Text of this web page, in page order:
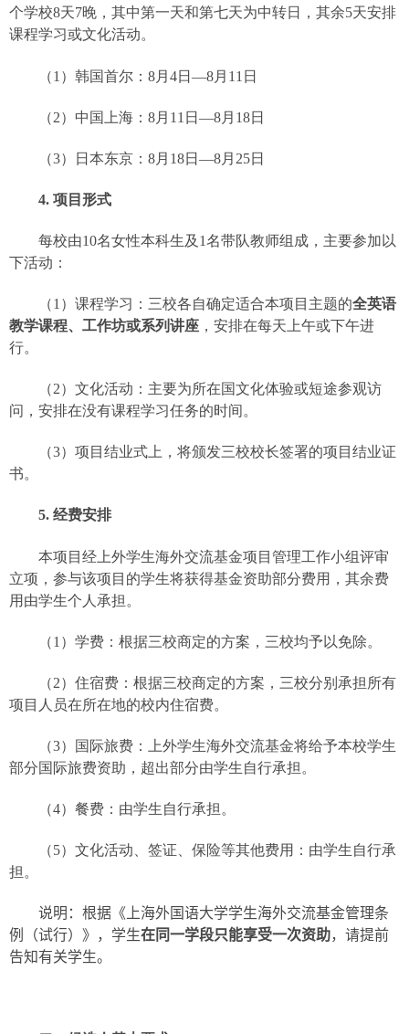
个学校8天7晚，其中第一天和第七天为中转日，其余5天安排
课程学习或文化活动。
（1 ）韩国首尔： 8月 4日—8月 11 日
（2）中国上海： 8月 11 日—8月 18日
（3）日本东京： 8月 18日—8月 25日
4. 项目形式
每校由10名女性本科生及 1名带队教师组成，主要参加以
下活动：
（1 ）课程学习：三校各自确定适合本项目主题的全英语
教学课程、工作坊或系列讲座 ，安排在每天上午或下午进
行。
（2）文化活动：主要为所在国文化体验或短途参观访
问，安排在没有课程学习任务的时间。
（3）项目结业式上，将颁发三校校长签署的项目结业证
书。
5. 经费安排
本项目经上外学生海外交流基金项目管理工作小组评审
立项，参与该项目的学生将获得基金资助部分费用，其余费
用由学生个人承担。
（1 ）学费：根据三校商定的方案，三校均予以免除。
（2）住宿费：根据三校商定的方案，三校分别承担所有
项目人员在所在地的校内住宿费。
（3）国际旅费：上外学生海外交流基金将给予本校学生
部分国际旅费资助，超出部分由学生自行承担。
（4）餐费：由学生自行承担。
（5）文化活动、签证、保险等其他费用：由学生自行承
担。
说明：根据《上海外国语大学学生海外交流基金管理条
例（试行）》，学生在同一学段只能享受一次资助，请提前
告知有关学生。